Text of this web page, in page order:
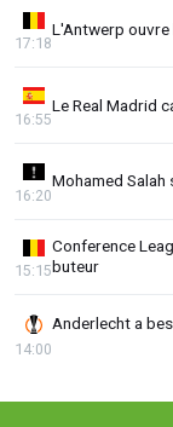
L'Antwerp
17:18
Le Real Madrid
16:55
Mohamed Salah
16:20
Conference
buteur
15:15
Anderlecht a
14:00